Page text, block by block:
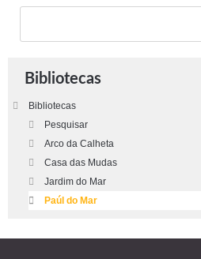
Bibliotecas
Bibliotecas
Pesquisar
Arco da Calheta
Casa das Mudas
Jardim do Mar
Paúl do Mar